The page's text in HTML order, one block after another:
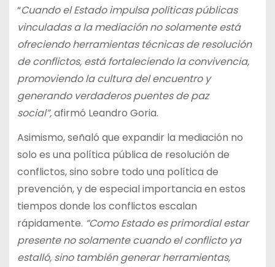
“Cuando el Estado impulsa políticas públicas
vinculadas a la mediación no solamente está
ofreciendo herramientas técnicas de resolución
de conflictos, está fortaleciendo la convivencia,
promoviendo la cultura del encuentro y
generando verdaderos puentes de paz
social”,afirmó Leandro Goria.
Asimismo, señaló que expandir la mediación no
solo es una política pública de resolución de
conflictos, sino sobre todo una política de
prevención, y de especial importancia en estos
tiempos donde los conflictos escalan
rápidamente. “Como Estado es primordial estar
presente no solamente cuando el conflicto ya
estalló, sino también generar herramientas,